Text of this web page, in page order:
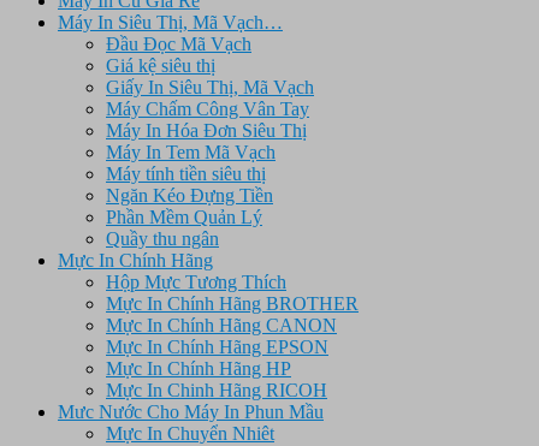
Máy In Siêu Thị, Mã Vạch…
Đầu Đọc Mã Vạch
Giá kệ siêu thị
Giấy In Siêu Thị, Mã Vạch
Máy Chấm Công Vân Tay
Máy In Hóa Đơn Siêu Thị
Máy In Tem Mã Vạch
Máy tính tiền siêu thị
Ngăn Kéo Đựng Tiền
Phần Mềm Quản Lý
Quầy thu ngân
Mực In Chính Hãng
Hộp Mực Tương Thích
Mực In Chính Hãng BROTHER
Mực In Chính Hãng CANON
Mực In Chính Hãng EPSON
Mực In Chính Hãng HP
Mực In Chinh Hãng RICOH
Mưc Nước Cho Máy In Phun Mầu
Mực In Chuyển Nhiêt